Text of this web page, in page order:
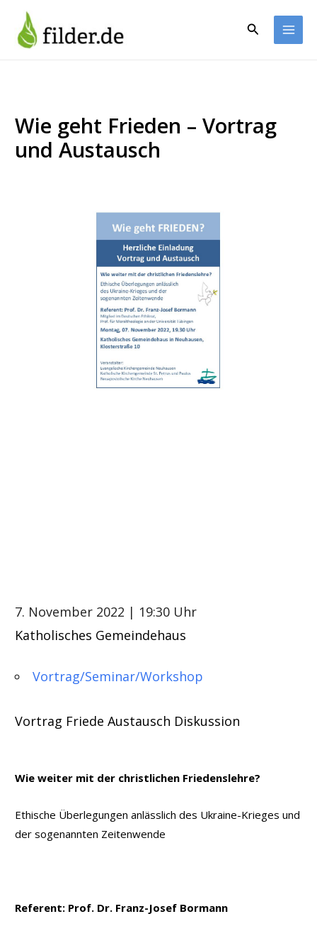
Inhalt
springen
Suchen
Wie geht Frieden – Vortrag
und Austausch
7. November 2022 | 19:30 Uhr
Katholisches Gemeindehaus
Vortrag/Seminar/Workshop
Vortrag Friede Austausch Diskussion
Wie weiter mit der christlichen Friedenslehre?
Ethische Überlegungen anlässlich des Ukraine-Krieges und
der sogenannten Zeitenwende
Referent: Prof. Dr. Franz-Josef Bormann